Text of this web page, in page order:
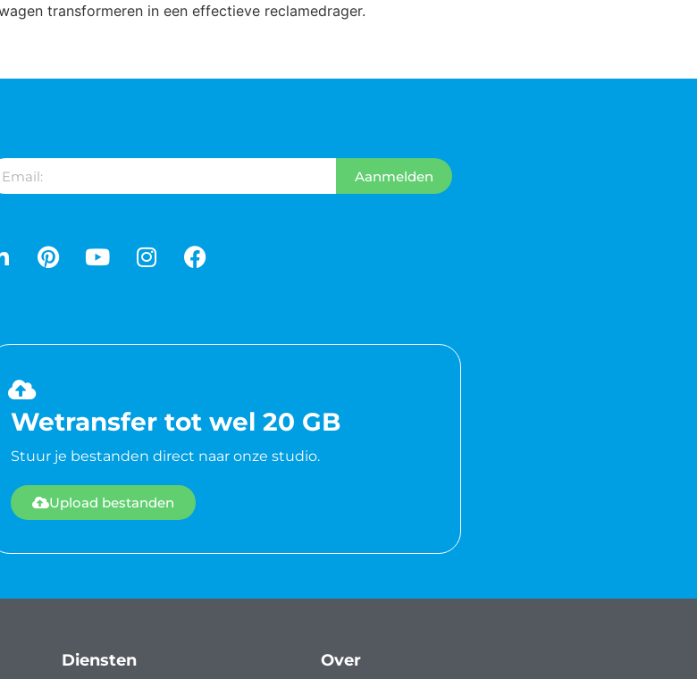
transformeren in een effectieve reclamedrager.
Aanmelden
Wetransfer tot wel 20 GB
Stuur je bestanden direct naar onze studio.
Upload bestanden
Diensten Over